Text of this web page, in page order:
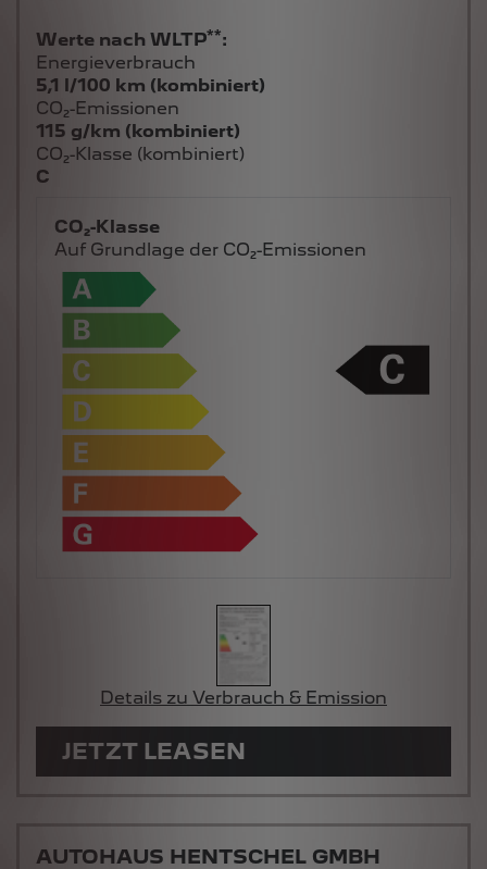
Werte nach WLTP**:
Energieverbrauch
5,1 l/100 km (kombiniert)
CO₂-Emissionen
115 g/km (kombiniert)
CO₂-Klasse (kombiniert)
C
CO₂-Klasse
Auf Grundlage der CO₂-Emissionen
Details zu Verbrauch & Emission
JETZT LEASEN
AUTOHAUS HENTSCHEL GMBH